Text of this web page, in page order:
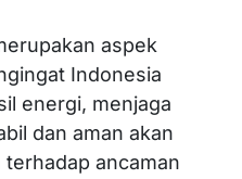
aspek
Indonesia
energi, menjaga
dan aman akan
ancaman